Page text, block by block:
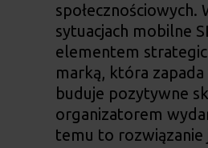
społecznościowych.
sytuacjach mobilne
elementem
marką, która zapada
buduje pozytywne
organizatorem
temu to rozwiązanie